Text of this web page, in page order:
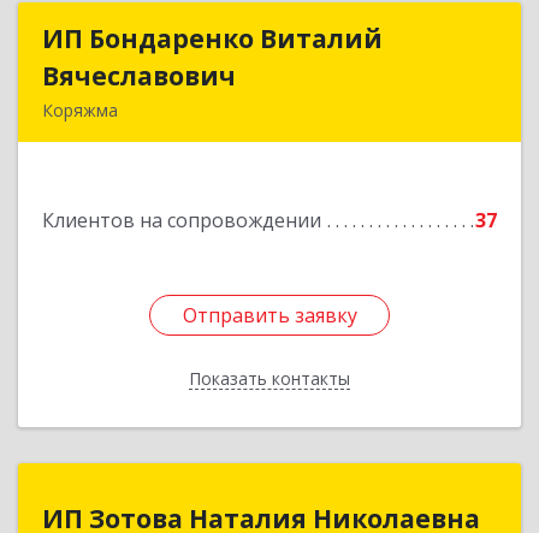
ИП Бондаренко Виталий
Вячеславович
Коряжма
Клиентов на сопровождении 37
Отправить заявку
Показать контакты
ИП Бондаренко Виталий
Подробнее
Отправить заявку
Назад
ИП Зотова Наталия Николаевна